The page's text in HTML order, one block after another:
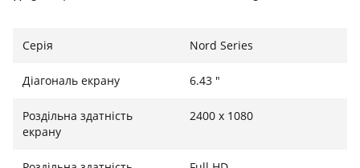
Цей колір не лише привертає увагу, а й вдало маскує
OnePlus Nord 2 створений для тих, хто шукає
та миттєву зарядку без переплат за "бренд".
Серія Nord Series
Діагональ екрану 6.43 "
Роздільна здатність
екрану
2400 х 1080